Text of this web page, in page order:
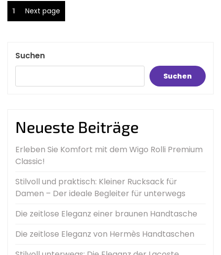
Seitennummerierung
Beiträge
Page
1 Next page
Suchen
Suchen
Neueste Beiträge
Erleben Sie Komfort mit dem Wigo Rolli Premium
Classic!
Stilvoll und praktisch: Kleiner Rucksack für
Damen – Der ideale Begleiter für unterwegs
Die zeitlose Eleganz einer braunen Handtasche
Die zeitlose Eleganz von Hermès Handtaschen